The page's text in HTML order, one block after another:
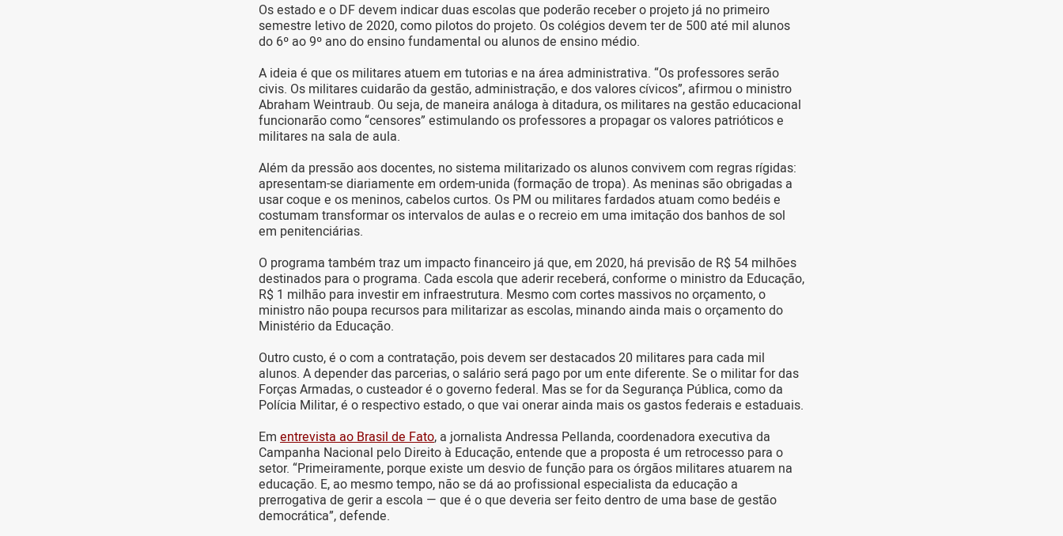
Os estado e o DF devem indicar duas escolas que poderão receber o projeto já no primeiro
semestre letivo de 2020, como pilotos do projeto. Os colégios devem ter de 500 até mil alunos
do 6º ao 9º ano do ensino fundamental ou alunos de ensino médio.
A ideia é que os militares atuem em tutorias e na área administrativa. “Os professores serão
civis. Os militares cuidarão da gestão, administração, e dos valores cívicos”, afirmou o ministro
Abraham Weintraub. Ou seja, de maneira análoga à ditadura, os militares na gestão educacional
funcionarão como “censores” estimulando os professores a propagar os valores patrióticos e
militares na sala de aula.
Além da pressão aos docentes, no sistema militarizado os alunos convivem com regras rígidas:
apresentam-se diariamente em ordem-unida (formação de tropa). As meninas são obrigadas a
usar coque e os meninos, cabelos curtos. Os PM ou militares fardados atuam como bedéis e
costumam transformar os intervalos de aulas e o recreio em uma imitação dos banhos de sol
em penitenciárias.
O programa também traz um impacto financeiro já que, em 2020, há previsão de R$ 54 milhões
destinados para o programa. Cada escola que aderir receberá, conforme o ministro da Educação,
R$ 1 milhão para investir em infraestrutura. Mesmo com cortes massivos no orçamento, o
ministro não poupa recursos para militarizar as escolas, minando ainda mais o orçamento do
Ministério da Educação.
Outro custo, é o com a contratação, pois devem ser destacados 20 militares para cada mil
alunos. A depender das parcerias, o salário será pago por um ente diferente. Se o militar for das
Forças Armadas, o custeador é o governo federal. Mas se for da Segurança Pública, como da
Polícia Militar, é o respectivo estado, o que vai onerar ainda mais os gastos federais e estaduais.
Em entrevista ao Brasil de Fato, a jornalista Andressa Pellanda, coordenadora executiva da
Campanha Nacional pelo Direito à Educação, entende que a proposta é um retrocesso para o
setor. “Primeiramente, porque existe um desvio de função para os órgãos militares atuarem na
educação. E, ao mesmo tempo, não se dá ao profissional especialista da educação a
prerrogativa de gerir a escola — que é o que deveria ser feito dentro de uma base de gestão
democrática”, defende.